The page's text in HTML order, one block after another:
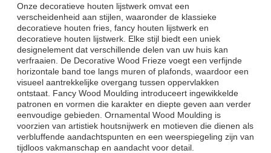
Onze decoratieve houten lijstwerk omvat een
verscheidenheid aan stijlen, waaronder de klassieke
decoratieve houten fries, fancy houten lijstwerk en
decoratieve houten lijstwerk. Elke stijl biedt een uniek
designelement dat verschillende delen van uw huis kan
verfraaien. De Decorative Wood Frieze voegt een verfijnde
horizontale band toe langs muren of plafonds, waardoor een
visueel aantrekkelijke overgang tussen oppervlakken
ontstaat. Fancy Wood Moulding introduceert ingewikkelde
patronen en vormen die karakter en diepte geven aan verder
eenvoudige gebieden. Ornamental Wood Moulding is
voorzien van artistiek houtsnijwerk en motieven die dienen als
verbluffende aandachtspunten en een weerspiegeling zijn van
tijdloos vakmanschap en aandacht voor detail.